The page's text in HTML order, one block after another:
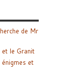
de Mr
et le Granit
et